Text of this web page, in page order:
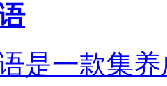
是一款集